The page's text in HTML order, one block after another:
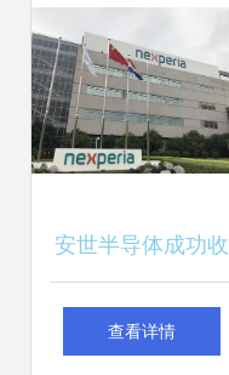
安世半导体成功收
购荷兰芯片厂Nowi
查看详情